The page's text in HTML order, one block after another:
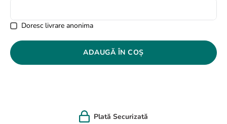
Doresc livrare anonima
ADAUGĂ ÎN COȘ
Felicitare cadou